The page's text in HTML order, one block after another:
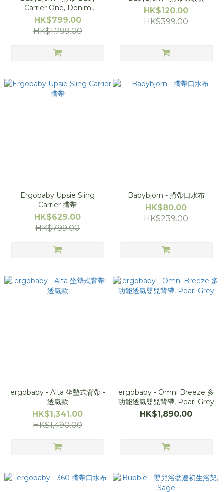
Carrier One, Denim
Grey/Dark Grey
HK$799.00
HK$1,799.00
HK$120.00
HK$399.00
Ergobaby Upsie Sling
Carrier 揹帶
HK$629.00
HK$799.00
Babybjorn - 揹帶口水布
HK$80.00
HK$239.00
ergobaby - Alta 坐墊式背帶 -
透氣款
HK$1,341.00
HK$1,490.00
ergobaby - Omni Breeze 多
功能透氣嬰兒背帶, Pearl Grey
HK$1,890.00